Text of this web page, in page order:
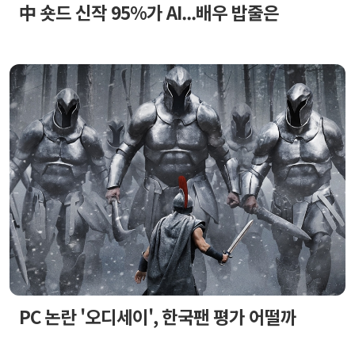
中 숏드 신작 95%가 AI...배우 밥줄은
PC 논란 '오디세이', 한국팬 평가 어떨까